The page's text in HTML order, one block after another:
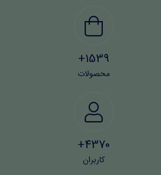
1539+
محصولات
4370+
کاربران